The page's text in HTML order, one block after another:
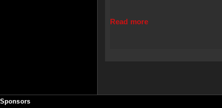
Read moreabout Shorts (1)
Sponsors